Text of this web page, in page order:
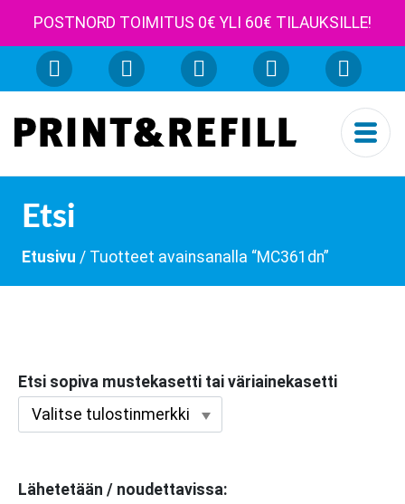
POSTNORD TOIMITUS 0€ YLI 60€ TILAUKSILLE!
Etsi
Etusivu / Tuotteet avainsanalla “MC361dn”
Etsi sopiva mustekasetti tai väriainekasetti
Lähetetään / noudettavissa: